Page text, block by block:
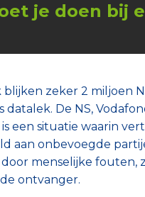
je doen bij
blijken zeker 2 miljoen
datalek. De NS,
een situatie waarin
aan onbevoegde
menselijke fouten,
ontvanger.